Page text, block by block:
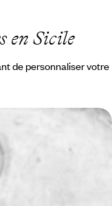
en Sicile
de personnaliser votre
l'est, trois belles
Sicile, autour de trois